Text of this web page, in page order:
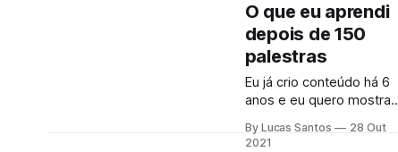
O que eu aprendi
depois de 150
palestras
Eu já crio conteúdo há 6
anos e eu quero mostrar
acertos e tudo que
By Lucas Santos
28 Out
2021